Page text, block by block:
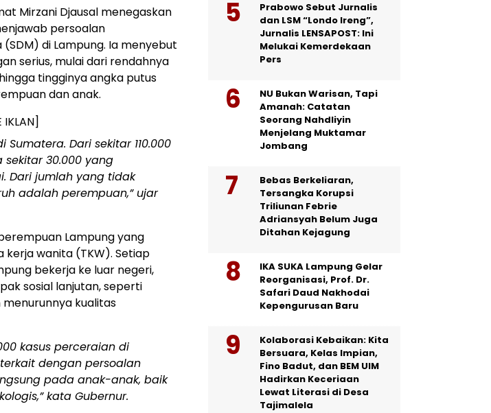
Mirzani Djausal menegaskan
persoalan
di Lampung. Ia menyebut
serius, mulai dari rendahnya
tingginya angka putus
dan anak.
IKLAN]
Dari sekitar 110.000
sekitar 30.000 yang
Dari jumlah yang tidak
adalah perempuan,” ujar
Lampung yang
wanita (TKW). Setiap
bekerja ke luar negeri,
sosial lanjutan, seperti
kualitas
kasus perceraian di
dengan persoalan
pada anak-anak, baik
kata Gubernur.
Prabowo Sebut Jurnalis
dan LSM “Londo Ireng”,
Jurnalis LENSAPOST: Ini
Melukai Kemerdekaan
Pers
NU Bukan Warisan, Tapi
Amanah: Catatan
Seorang Nahdliyin
Menjelang Muktamar
Jombang
Bebas Berkeliaran,
Tersangka Korupsi
Triliunan Febrie
Adriansyah Belum Juga
Ditahan Kejagung
IKA SUKA Lampung Gelar
Reorganisasi, Prof. Dr.
Safari Daud Nakhodai
Kepengurusan Baru
Kolaborasi Kebaikan: Kita
Bersuara, Kelas Impian,
Fino Badut, dan BEM UIM
Hadirkan Keceriaan
Lewat Literasi di Desa
Tajimalela